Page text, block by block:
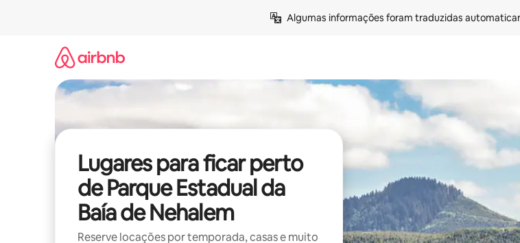
Algumas informações foram traduzidas
Lugares para ficar perto
de Parque Estadual da
Baía de Nehalem
Reserve locações por temporada, casas e muito